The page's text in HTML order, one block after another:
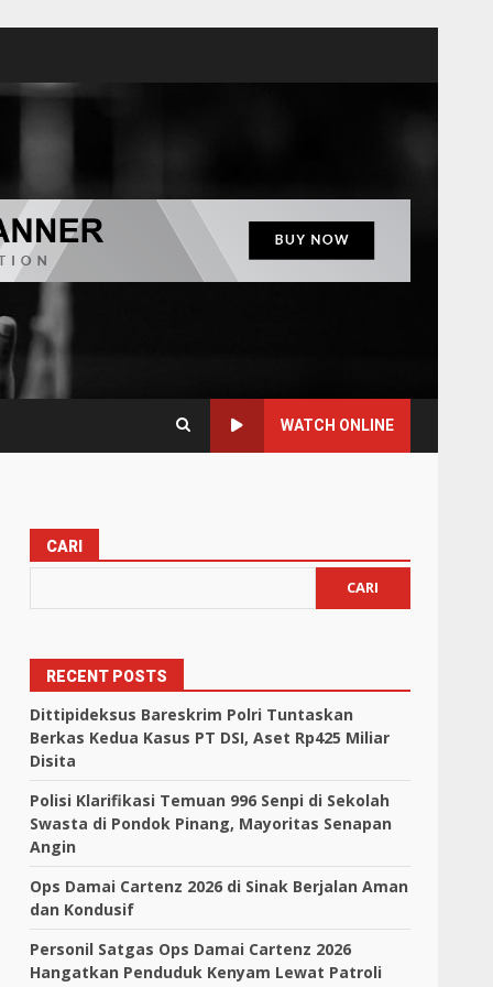
WATCH ONLINE
CARI
CARI
RECENT POSTS
Dittipideksus Bareskrim Polri Tuntaskan
Berkas Kedua Kasus PT DSI, Aset Rp425 Miliar
Disita
Polisi Klarifikasi Temuan 996 Senpi di Sekolah
Swasta di Pondok Pinang, Mayoritas Senapan
Angin
Ops Damai Cartenz 2026 di Sinak Berjalan Aman
dan Kondusif
Personil Satgas Ops Damai Cartenz 2026
Hangatkan Penduduk Kenyam Lewat Patroli